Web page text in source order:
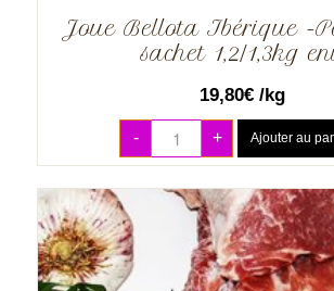
Joue Bellota Ibérique -
sachet 1,2/1,3kg
19,80€ /kg
- + Ajouter au